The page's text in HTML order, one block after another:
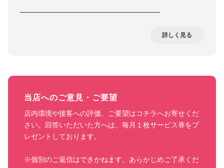
━━━━━━━━━━━━━━━━━━━━
詳しく見る
当店へのご意見・ご要望
店内環境や接客への評価、ご要望はコチラへお寄せくだ
さい。回答いただいた方へは、毎月１枚サービス券をプ
レゼントしております。
※個別のご返信はできかねます。あらかじめご了承くだ